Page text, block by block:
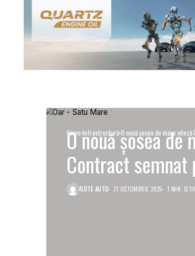
Home Infrastructură O nouă șosea de mare
O nouă șosea de
Contract semnat
FLOTE AUTO 21 OCTOMBRIE 2025 1 MIN.